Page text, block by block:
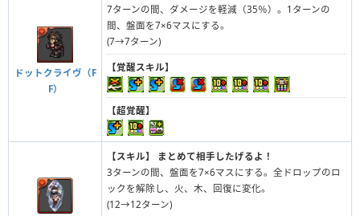
ドットクライヴ（F
F）
7ターンの間、ダメージを軽減（35％）。1ターンの
間、盤面を7×6マスにする。
(7→7ターン)
【覚醒スキル】
【超覚醒】
【スキル】
まとめて相手したげるよ！
3ターンの間、盤面を7×6マスにする。全ドロップのロ
ックを解除し、火、木、回復に変化。
(12→12ターン)